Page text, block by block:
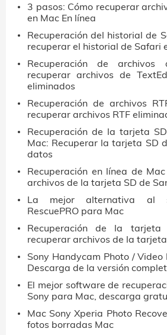
3 pasos: Cómo recuperar
en Mac En línea
Recuperación del historial de
recuperar el historial de Safari
Recuperación de archivos
recuperar archivos de
eliminados
Recuperación de archivos
recuperar archivos RTF
Recuperación de la tarjeta
Mac: Recuperar la tarjeta SD
datos
Recuperación en línea de
archivos de la tarjeta SD de
La mejor alternativa al
RescuePRO para Mac
Recuperación de la tarjeta
recuperar archivos de la
Sony Handycam Photo /
Descarga de la versión
El mejor software de
Sony para Mac, descarga
Mac Sony Xperia Photo
fotos borradas Mac